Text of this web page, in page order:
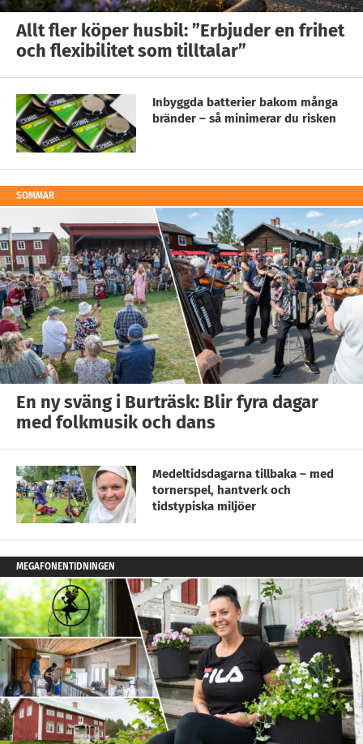
Allt fler köper husbil: ”Erbjuder en frihet
och flexibilitet som tilltalar”
Inbyggda batterier bakom många
bränder – så minimerar du risken
SOMMAR
En ny sväng i Burträsk: Blir fyra dagar
med folkmusik och dans
Medeltidsdagarna tillbaka – med
tornerspel, hantverk och
tidstypiska miljöer
MEGAFONENTIDNINGEN